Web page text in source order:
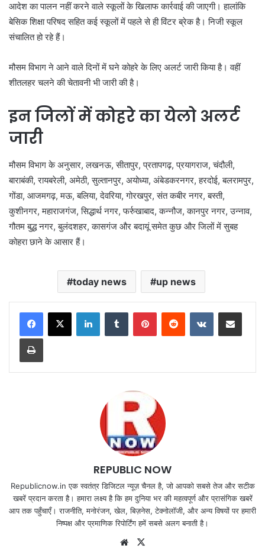
आदेश का पालन नहीं करने वाले स्कूलों के खिलाफ कार्रवाई की जाएगी। हालांकि
बेसिक शिक्षा परिषद सहित कई स्कूलों में पहले से ही विंटर ब्रेक है। निजी स्कूल
संचालित हो रहे हैं।
मौसम विभाग ने आने वाले दिनों में घने कोहरे के लिए अलर्ट जारी किया है। वहीं
शीतलहर चलने की चेतावनी भी जारी की है।
इन जिलों में कोहरे का येलो अलर्ट
जारी
मौसम विभाग के अनुसार, लखनऊ, सीतापुर, प्रतापगढ़, प्रयागराज, चंदौली,
बाराबंकी, रायबरेली, अमेठी, सुल्तानपुर, अयोध्या, अंबेडकरनगर, हरदोई, बलरामपुर,
गोंडा, आजमगढ़, मऊ, बलिया, देवरिया, गोरखपुर, संत कबीर नगर, बस्ती,
कुशीनगर, महाराजगंज, सिद्धार्थ नगर, फर्रुखाबाद, कन्नौज, कानपुर नगर, उन्नाव,
गौतम बुद्ध नगर, बुलंदशहर, कासगंज और बदायूं समेत कुछ और जिलों में सुबह
कोहरा छाने के आसार हैं।
today news up news
LinkedInTumblr PinterestReddit VKontakteShare via Email
Print
REPUBLIC NOW
Republicnow.in एक स्वतंत्र डिजिटल न्यूज़ चैनल है, जो आपको सबसे तेज और सटीक
खबरें प्रदान करता है। हमारा लक्ष्य है कि हम दुनिया भर की महत्वपूर्ण और प्रासंगिक खबरें
आप तक पहुँचाएँ। राजनीति, मनोरंजन, खेल, बिज़नेस, टेक्नोलॉजी, और अन्य विषयों पर हमारी
निष्पक्ष और प्रमाणिक रिपोर्टिंग हमें सबसे अलग बनाती है।
Website